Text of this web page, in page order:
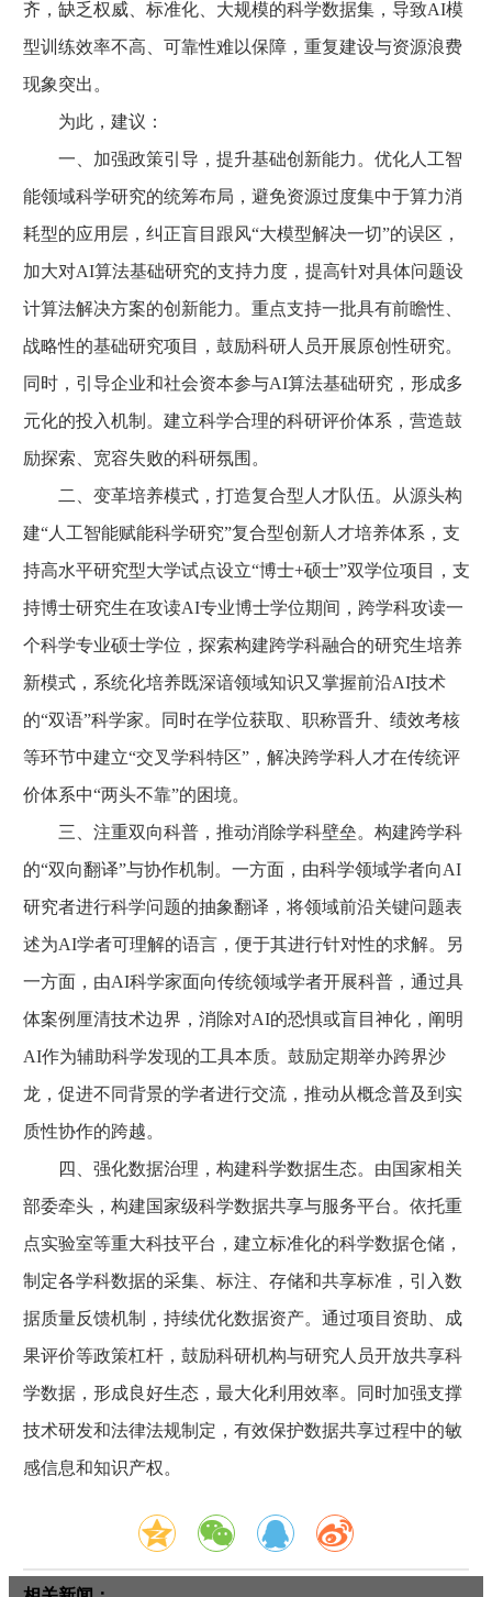
齐，缺乏权威、标准化、大规模的科学数据集，导致AI模
型训练效率不高、可靠性难以保障，重复建设与资源浪费
现象突出。
为此，建议：
一、加强政策引导，提升基础创新能力。优化人工智
能领域科学研究的统筹布局，避免资源过度集中于算力消
耗型的应用层，纠正盲目跟风“大模型解决一切”的误区，
加大对AI算法基础研究的支持力度，提高针对具体问题设
计算法解决方案的创新能力。重点支持一批具有前瞻性、
战略性的基础研究项目，鼓励科研人员开展原创性研究。
同时，引导企业和社会资本参与AI算法基础研究，形成多
元化的投入机制。建立科学合理的科研评价体系，营造鼓
励探索、宽容失败的科研氛围。
二、变革培养模式，打造复合型人才队伍。从源头构
建“人工智能赋能科学研究”复合型创新人才培养体系，支
持高水平研究型大学试点设立“博士+硕士”双学位项目，支
持博士研究生在攻读AI专业博士学位期间，跨学科攻读一
个科学专业硕士学位，探索构建跨学科融合的研究生培养
新模式，系统化培养既深谙领域知识又掌握前沿AI技术
的“双语”科学家。同时在学位获取、职称晋升、绩效考核
等环节中建立“交叉学科特区”，解决跨学科人才在传统评
价体系中“两头不靠”的困境。
三、注重双向科普，推动消除学科壁垒。构建跨学科
的“双向翻译”与协作机制。一方面，由科学领域学者向AI
研究者进行科学问题的抽象翻译，将领域前沿关键问题表
述为AI学者可理解的语言，便于其进行针对性的求解。另
一方面，由AI科学家面向传统领域学者开展科普，通过具
体案例厘清技术边界，消除对AI的恐惧或盲目神化，阐明
AI作为辅助科学发现的工具本质。鼓励定期举办跨界沙
龙，促进不同背景的学者进行交流，推动从概念普及到实
质性协作的跨越。
四、强化数据治理，构建科学数据生态。由国家相关
部委牵头，构建国家级科学数据共享与服务平台。依托重
点实验室等重大科技平台，建立标准化的科学数据仓储，
制定各学科数据的采集、标注、存储和共享标准，引入数
据质量反馈机制，持续优化数据资产。通过项目资助、成
果评价等政策杠杆，鼓励科研机构与研究人员开放共享科
学数据，形成良好生态，最大化利用效率。同时加强支撑
技术研发和法律法规制定，有效保护数据共享过程中的敏
感信息和知识产权。